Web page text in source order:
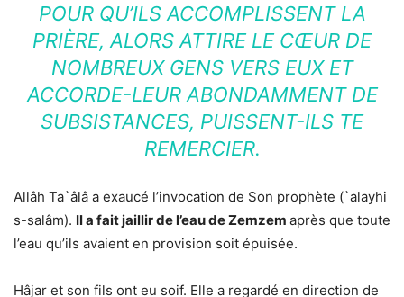
POUR QU’ILS ACCOMPLISSENT LA
PRIÈRE, ALORS ATTIRE LE CŒUR DE
NOMBREUX GENS VERS EUX ET
ACCORDE-LEUR ABONDAMMENT DE
SUBSISTANCES, PUISSENT-ILS TE
REMERCIER.
Allâh Ta`âlâ a exaucé l’invocation de Son prophète (`alayhi
s-salâm). Il a fait jaillir de l’eau de Zemzem après que toute
l’eau qu’ils avaient en provision soit épuisée.
Hâjar et son fils ont eu soif. Elle a regardé en direction de